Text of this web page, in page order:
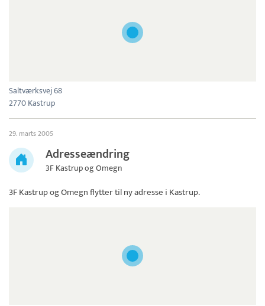
Saltværksvej 68
2770 Kastrup
29. marts 2005
Adresseændring
3F Kastrup og Omegn
3F Kastrup og Omegnflytter til ny adresse i Kastrup.